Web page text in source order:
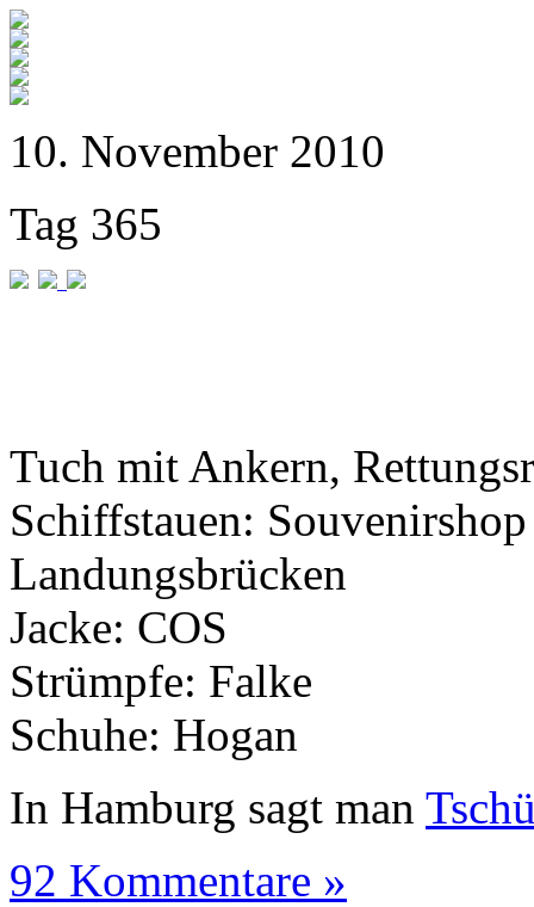
10. November 2010
Tag 365
Tuch mit Ankern,
Schiffstauen:
Landungsbrücken
Jacke: COS
Strümpfe: Falke
Schuhe: Hogan
In Hamburg sagt man
92 Kommentare »